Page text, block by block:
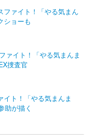
ファイト！「やる気まん
ショーも
ァイト！「やる気まんま
捜査官
ト！「やる気まんま
助が描く